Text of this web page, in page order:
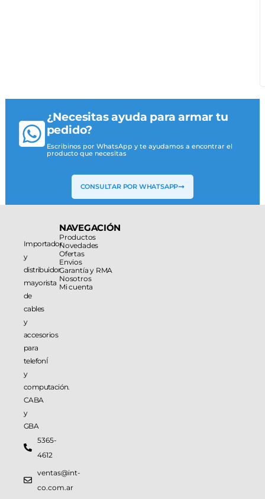
¿Necesitas ayuda para armar tu
pedido?
Escribinos por WhatsApp y te ayudamos a encontrar el
producto que necesitas
CONSULTAR POR WHATSAPP
Importador
y
distribuidor
mayorista
de
cables
y
accesorios
para
telefonÍ
y
computación.
CABA
y
GBA
5365-
4612
ventas@int-
co.com.ar
NAVEGACIÓN
Productos
Novedades
Ofertas
Envios
Garantía y RMA
Nosotros
Mi cuenta